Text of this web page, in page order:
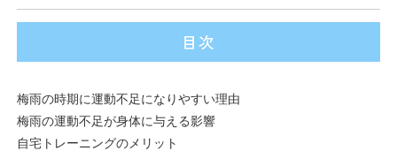
目次
梅雨の時期に運動不足になりやすい理由
梅雨の運動不足が身体に与える影響
自宅トレーニングのメリット